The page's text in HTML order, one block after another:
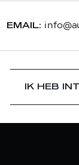
EMAIL:
IK HEB